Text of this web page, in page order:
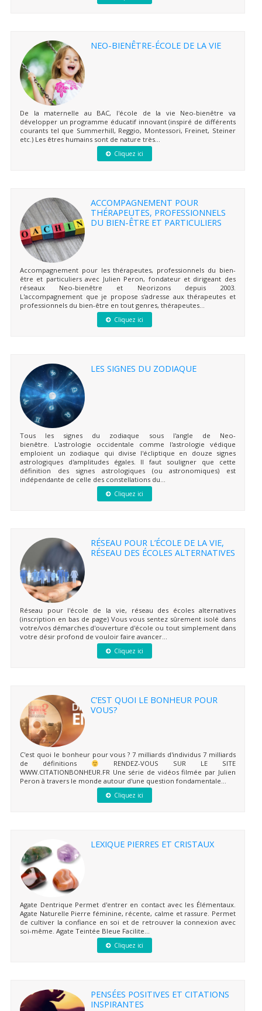
NEO-BIENÊTRE-ÉCOLE DE LA VIE
De la maternelle au BAC, l'école de la vie Neo-bienêtre va
développer un programme éducatif innovant (inspiré de différents
courants tel que Summerhill, Reggio, Montessori, Freinet, Steiner
etc.) Les êtres humains sont de nature très...
Cliquez ici
ACCOMPAGNEMENT POUR
THÉRAPEUTES, PROFESSIONNELS
DU BIEN-ÊTRE ET PARTICULIERS
Accompagnement pour les thérapeutes, professionnels du bien-
être et particuliers avec Julien Peron, fondateur et dirigeant des
réseaux Neo-bienêtre et Neorizons depuis 2003.
L'accompagnement que je propose s'adresse aux thérapeutes et
professionnels du bien-être en tout genres, thérapeutes...
Cliquez ici
LES SIGNES DU ZODIAQUE
Tous les signes du zodiaque sous l'angle de Neo-
bienêtre. L'astrologie occidentale comme l'astrologie védique
emploient un zodiaque qui divise l'écliptique en douze signes
astrologiques d'amplitudes égales. Il faut souligner que cette
définition des signes astrologiques (ou astronomiques) est
indépendante de celle des constellations du...
Cliquez ici
RÉSEAU POUR L’ÉCOLE DE LA VIE,
RÉSEAU DES ÉCOLES ALTERNATIVES
Réseau pour l'école de la vie, réseau des écoles alternatives
(inscription en bas de page) Vous vous sentez sûrement isolé dans
votre/vos démarches d'ouverture d'école ou tout simplement dans
votre désir profond de vouloir faire avancer...
Cliquez ici
C’EST QUOI LE BONHEUR POUR
VOUS?
C'est quoi le bonheur pour vous ? 7 milliards d'individus 7 milliards
de définitions
RENDEZ-VOUS SUR LE SITE
WWW.CITATIONBONHEUR.FR Une série de vidéos filmée par Julien
Peron à travers le monde autour d'une question fondamentale...
Cliquez ici
LEXIQUE PIERRES ET CRISTAUX
Agate Dentrique Permet d'entrer en contact avec les Élémentaux.
Agate Naturelle Pierre féminine, récente, calme et rassure. Permet
de cultiver la confiance en soi et de retrouver la connexion avec
soi-même. Agate Teintée Bleue Facilite...
Cliquez ici
PENSÉES POSITIVES ET CITATIONS
INSPIRANTES